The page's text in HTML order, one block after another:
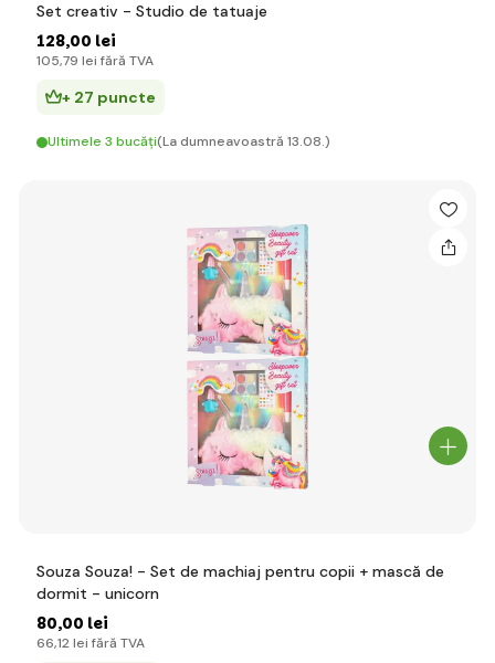
Set creativ - Studio de tatuaje
128,00 lei
105,79 lei fără TVA
+ 27 puncte
Ultimele 3 bucăți(La dumneavoastră 13.08.)
Souza Souza! - Set de machiaj pentru copii + mască de
dormit - unicorn
80,00 lei
66,12 lei fără TVA